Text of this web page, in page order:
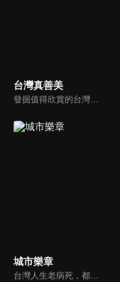
台灣真善美
發掘值得欣賞的台灣社會人文自然議題，強調「大地情真，人心意善，自然唯美」；從默默行善或是為環保付出等人物故事、平民創業成功歷程到發掘台灣優美生態等善念議題，用鏡頭紀錄最珍貴的台灣之美。
城市樂章
台灣人生老病死，都跟衛生所息息相關，而在偏鄉地方，衛生所的存在就更是重要。在臺中市大肚區，共有5萬6千人，衛生所裡的5名護理師，就是所有居民的健康守門員，不僅要負責他們的看診、預防針接種，藉由日常的公衛業務、進而發現家庭問題，及時伸出援手，也是他們的重要使命。